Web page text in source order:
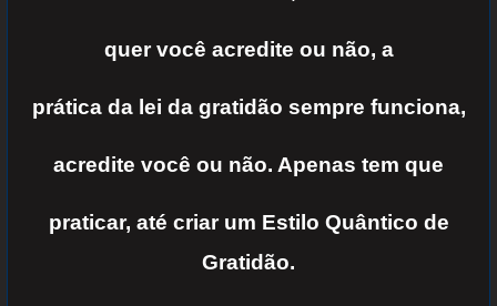
quer você acredite ou não, a
prática da lei da gratidão sempre funciona,
acredite você ou não. Apenas tem que
praticar, até criar um Estilo Quântico de
Gratidão.